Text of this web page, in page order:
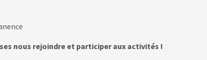
nous rejoindre et participer aux activités !